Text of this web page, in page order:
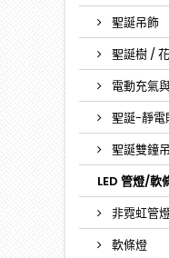
聖誕吊飾
聖誕樹 /
電動充氣
聖誕-靜電
聖誕雙鐘
LED 管燈/軟
非霓虹管
軟條燈